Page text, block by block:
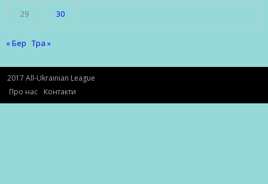
29 30
« Бер Тра »
2017 All-Ukrainian League
Про нас
Контакти